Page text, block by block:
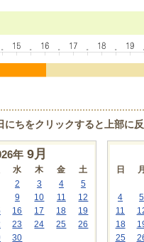
ちをクリックすると上部に反
年 9月
水 木 金
土
2 3 4
5
9 10 11
12
16 17 18
19
23 24 25
26
30
日 月
4
5
11
18
25